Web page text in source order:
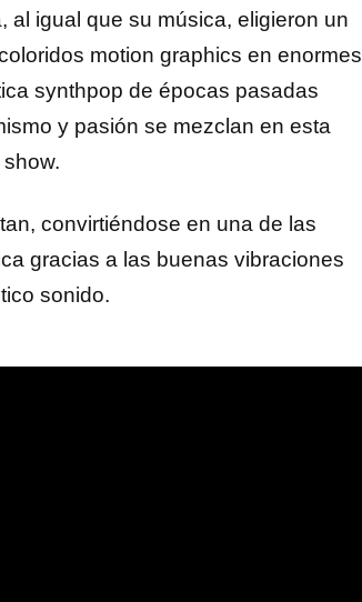
al igual que su música, eligieron un
motion graphics en enormes
synthpop de épocas pasadas
y pasión se mezclan en esta
convirtiéndose en una de las
gracias a las buenas vibraciones
sonido.